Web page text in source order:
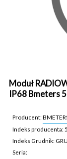
Moduł
IP68 Bmeters
Producent:
Indeks producenta:
Indeks Grudnik:
Seria: